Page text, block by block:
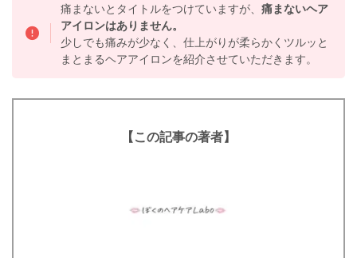
痛まないとタイトルをつけていますが、痛まないヘア
アイロンはありません。
少しでも痛みが少なく、仕上がりが柔らかくツルッと
まとまるヘアアイロンを紹介させていただきます。
【この記事の著者】